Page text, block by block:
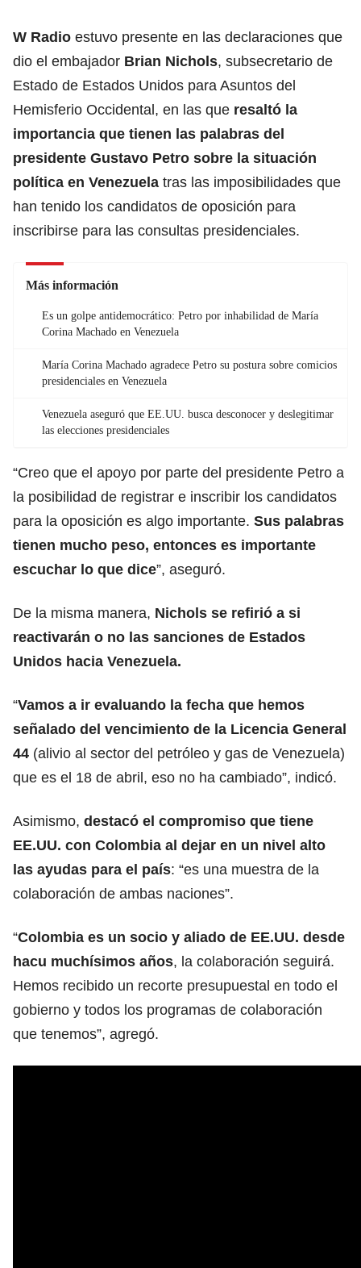
W Radio estuvo presente en las declaraciones que
dio el embajador Brian Nichols, subsecretario de
Estado de Estados Unidos para Asuntos del
Hemisferio Occidental, en las que resaltó la
importancia que tienen las palabras del
presidente Gustavo Petro sobre la situación
política en Venezuela tras las imposibilidades que
han tenido los candidatos de oposición para
inscribirse para las consultas presidenciales.
Más información
Es un golpe antidemocrático: Petro por inhabilidad de María
Corina Machado en Venezuela
María Corina Machado agradece Petro su postura sobre comicios
presidenciales en Venezuela
Venezuela aseguró que EE.UU. busca desconocer y deslegitimar
las elecciones presidenciales
“Creo que el apoyo por parte del presidente Petro a
la posibilidad de registrar e inscribir los candidatos
para la oposición es algo importante. Sus palabras
tienen mucho peso, entonces es importante
escuchar lo que dice”, aseguró.
De la misma manera, Nichols se refirió a si
reactivarán o no las sanciones de Estados
Unidos hacia Venezuela.
“Vamos a ir evaluando la fecha que hemos
señalado del vencimiento de la Licencia General
44 (alivio al sector del petróleo y gas de Venezuela)
que es el 18 de abril, eso no ha cambiado”, indicó.
Asimismo, destacó el compromiso que tiene
EE.UU. con Colombia al dejar en un nivel alto
las ayudas para el país: “es una muestra de la
colaboración de ambas naciones”.
“Colombia es un socio y aliado de EE.UU. desde
hacu muchísimos años, la colaboración seguirá.
Hemos recibido un recorte presupuestal en todo el
gobierno y todos los programas de colaboración
que tenemos”, agregó.